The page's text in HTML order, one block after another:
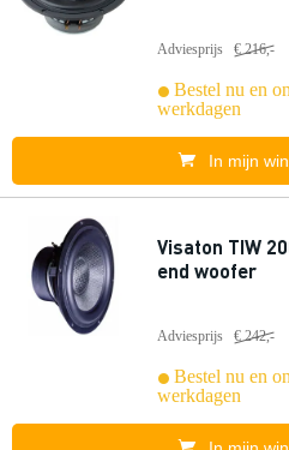
Adviesprijs € 216,-
Bestel nu en
werkdagen
In mijn
Visaton TIW
end woofer
Adviesprijs € 242,-
Bestel nu en
werkdagen